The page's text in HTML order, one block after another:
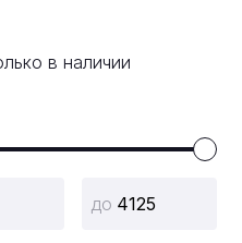
в наличии